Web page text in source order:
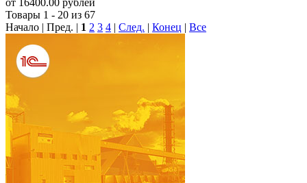
Товары 1 - 20 из 67
Начало | Пред. | 1 2 3 4 | След. | Конец | Все